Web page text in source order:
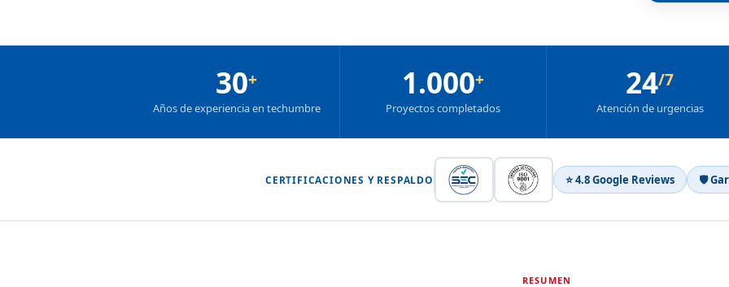
30+
Años de experiencia en techumbre
1.000+
Proyectos completados
24/7
Atención de urgencias
CERTIFICACIONES Y RESPALDO ⭐ 4.8 Google Reviews 🛡
RESUMEN